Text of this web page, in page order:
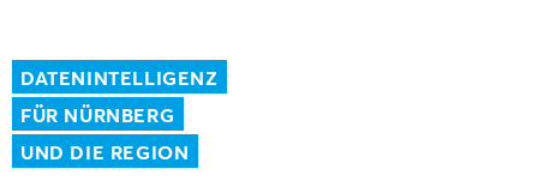
DATENINTELLIGENZ
FÜR NÜRNBERG
UND DIE REGION